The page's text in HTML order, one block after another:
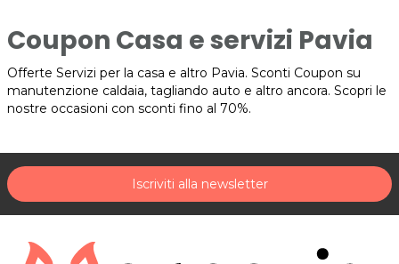
Coupon Casa e servizi Pavia
Offerte Servizi per la casa e altro Pavia. Sconti Coupon su
manutenzione caldaia, tagliando auto e altro ancora. Scopri le
nostre occasioni con sconti fino al 70%.
Iscriviti alla newsletter